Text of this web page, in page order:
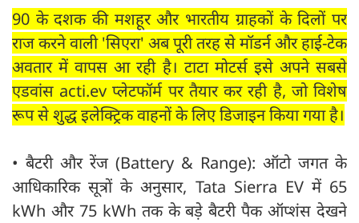
90 के दशक की मशहूर और भारतीय ग्राहकों के दिलों पर
राज करने वाली 'सिएरा' अब पूरी तरह से मॉडर्न और हाई-टेक
अवतार में वापस आ रही है। टाटा मोटर्स इसे अपने सबसे
एडवांस acti.ev प्लेटफॉर्म पर तैयार कर रही है, जो विशेष
रूप से शुद्ध इलेक्ट्रिक वाहनों के लिए डिजाइन किया गया है।
• बैटरी और रेंज (Battery & Range): ऑटो जगत के
आधिकारिक सूत्रों के अनुसार, Tata Sierra EV में 65
kWh और 75 kWh तक के बड़े बैटरी पैक ऑप्शंस देखने